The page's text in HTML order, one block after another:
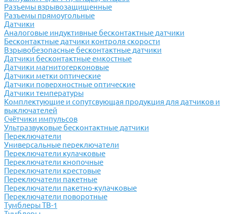
Разъемы взрывозащищенные
Разъемы прямоугольные
Датчики
Аналоговые индуктивные бесконтактные датчики
Бесконтактные датчики контроля скорости
Взрывобезопасные бесконтактные датчики
Датчики бесконтактные емкостные
Датчики магнитогерконовые
Датчики метки оптические
Датчики поверхностные оптические
Датчики температуры
Комплектующие и сопутсвующая продукция для датчиков и
выключателей
Счётчики импульсов
Ультразвуковые бесконтактные датчики
Переключатели
Универсальные переключатели
Переключатели кулачковые
Переключатели кнопочные
Переключатели крестовые
Переключатели пакетные
Переключатели пакетно-кулачковые
Переключатели поворотные
Тумблеры ТВ-1